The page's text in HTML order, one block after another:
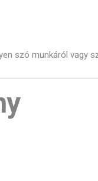
szó munkáról vagy